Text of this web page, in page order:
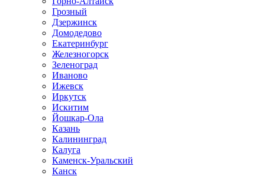
Грозный
Дзержинск
Домодедово
Екатеринбург
Железногорск
Зеленоград
Иваново
Ижевск
Иркутск
Искитим
Йошкар-Ола
Казань
Калининград
Калуга
Каменск-Уральский
Канск